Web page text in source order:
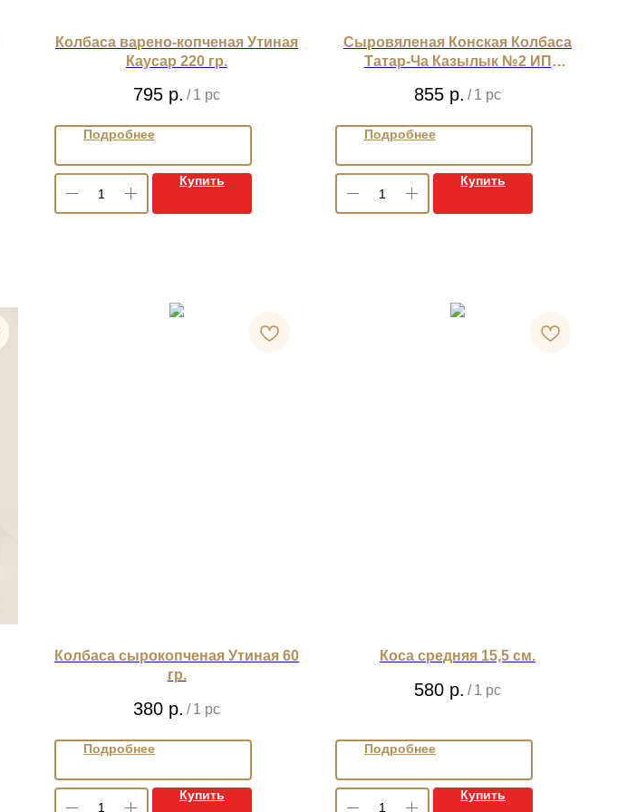
Колбаса варено-копченая Утиная
Каусар 220 гр.
795 р. / 1 pc
Подробнее
Купить
Сыровяленая Конская Колбаса
Татар-Ча Казылык №2 ИП
855 р. / 1 pc
Подробнее
Купить
Колбаса сырокопченая Утиная 60
гр.
380 р. / 1 pc
Подробнее
Купить
Коса средняя 15,5 см.
580 р. / 1 pc
Подробнее
Купить